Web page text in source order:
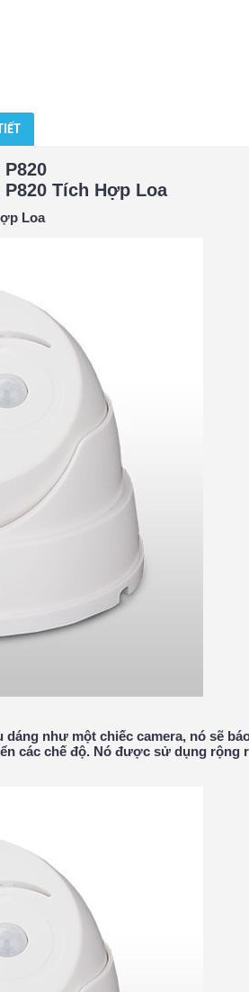
Tích Hợp Loa
Loa
như một chiếc camera, nó sẽ
các chế độ. Nó được sử dụng rộng